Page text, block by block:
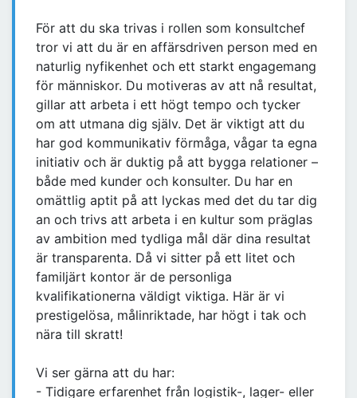
För att du ska trivas i rollen som konsultchef
tror vi att du är en affärsdriven person med en
naturlig nyfikenhet och ett starkt engagemang
för människor. Du motiveras av att nå resultat,
gillar att arbeta i ett högt tempo och tycker
om att utmana dig själv. Det är viktigt att du
har god kommunikativ förmåga, vågar ta egna
initiativ och är duktig på att bygga relationer –
både med kunder och konsulter. Du har en
omättlig aptit på att lyckas med det du tar dig
an och trivs att arbeta i en kultur som präglas
av ambition med tydliga mål där dina resultat
är transparenta. Då vi sitter på ett litet och
familjärt kontor är de personliga
kvalifikationerna väldigt viktiga. Här är vi
prestigelösa, målinriktade, har högt i tak och
nära till skratt!
Vi ser gärna att du har:
- Tidigare erfarenhet från logistik-, lager- eller